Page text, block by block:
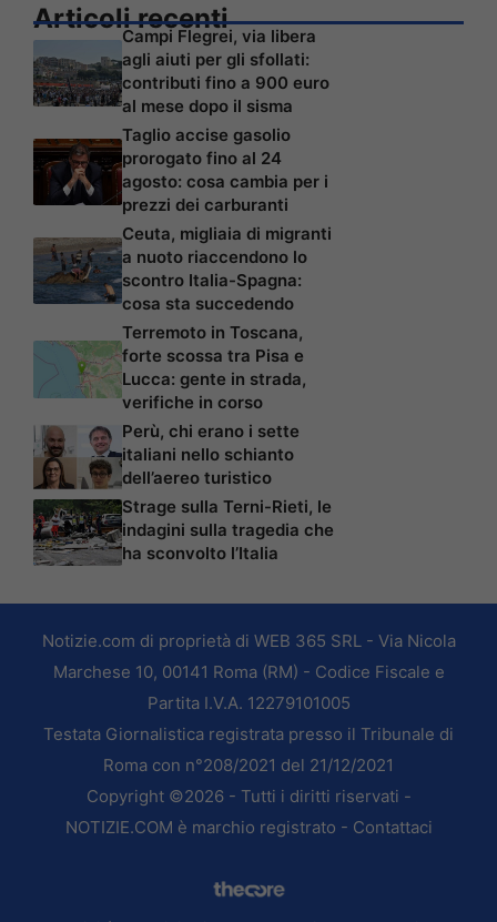
Articoli recenti
Campi Flegrei, via libera
agli aiuti per gli sfollati:
contributi fino a 900 euro
al mese dopo il sisma
Taglio accise gasolio
prorogato fino al 24
agosto: cosa cambia per i
prezzi dei carburanti
Ceuta, migliaia di migranti
a nuoto riaccendono lo
scontro Italia-Spagna:
cosa sta succedendo
Terremoto in Toscana,
forte scossa tra Pisa e
Lucca: gente in strada,
verifiche in corso
Perù, chi erano i sette
italiani nello schianto
dell’aereo turistico
Strage sulla Terni-Rieti, le
indagini sulla tragedia che
ha sconvolto l’Italia
Notizie.com di proprietà di WEB 365 SRL - Via Nicola
Marchese 10, 00141 Roma (RM) - Codice Fiscale e
Partita I.V.A. 12279101005
Testata Giornalistica registrata presso il Tribunale di
Roma con n°208/2021 del 21/12/2021
Copyright ©2026 - Tutti i diritti riservati -
NOTIZIE.COM è marchio registrato - Contattaci